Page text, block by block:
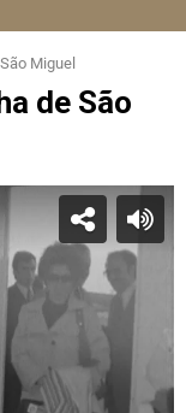
Miguel
de São